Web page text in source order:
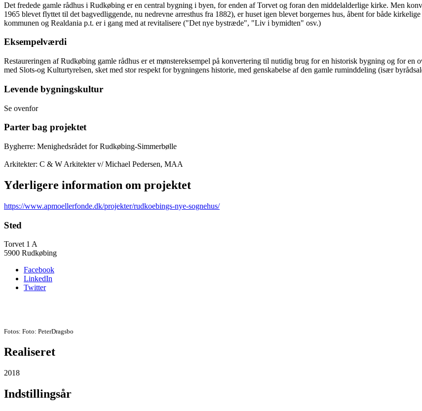
Det fredede gamle rådhus i Rudkøbing er en central bygning i byen, for enden af Torvet og foran den middelalderlige kirke. Men
1965 blevet flyttet til det bagvedliggende, nu nedrevne arresthus fra 1882), er huset igen blevet borgernes hus, åbent for både
kommunen og Realdania p.t. er i gang med at revitalisere ("Det nye bystræde", "Liv i bymidten" osv.)
Eksempelværdi
Restaureringen af Rudkøbing gamle rådhus er et mønstereksempel på konvertering til nutidig brug for en historisk bygning og for
med Slots-og Kulturtyrelsen, sket med stor respekt for bygningens historie, med genskabelse af den gamle ruminddeling (især
Levende bygningskultur
Se ovenfor
Parter bag projektet
Bygherre: Menighedsrådet for Rudkøbing-Simmerbølle
Arkitekter: C & W Arkitekter v/ Michael Pedersen, MAA
Yderligere information om projektet
https://www.apmoellerfonde.dk/projekter/rudkoebings-nye-sognehus/
Sted
Torvet 1 A
5900 Rudkøbing
Facebook
LinkedIn
Twitter
Fotos: Foto: PeterDragsbo
Realiseret
2018
Indstillingsår